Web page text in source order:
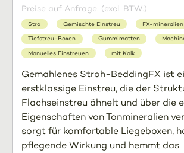
Preise auf Anfrage. (excl. BTW.)
Stro Gemischte Einstreu FX-mineralien
Tiefstreu-Boxen Gummimatten
Manuelles Einstreuen mit Kalk
Gemahlenes Stroh-BeddingFX ist
erstklassige Einstreu, die der
Flachseinstreu ähnelt und über die
Eigenschaften von Tonmineralien
sorgt für komfortable Liegeboxen,
pflegende Wirkung und hemmt das